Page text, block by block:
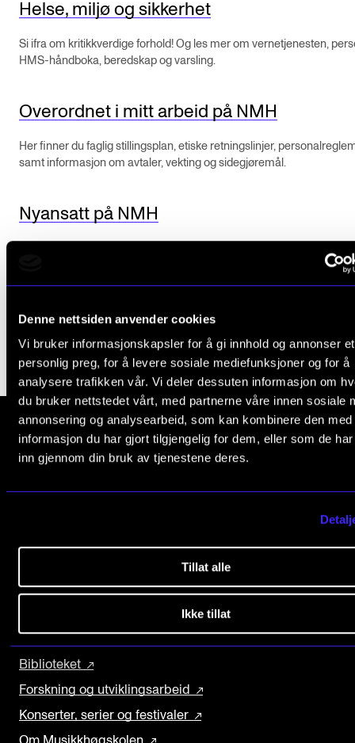
Denne nettsiden anvender cookies
Vi bruker informasjonskapsler for å gi innhold og annonser et
personlig preg, for å levere sosiale mediefunksjoner og for å
analysere trafikken vår. Vi deler dessuten informasjon om
du bruker nettstedet vårt, med partnerne våre innen sosiale
annonsering og analysearbeid, som kan kombinere den med
informasjon du har gjort tilgjengelig for dem, eller som de
inn gjennom din bruk av tjenestene deres.
Tillat alle
Ikke tillat
Digitale ressurser for undervisning
Søknad og opptak
FORSKNING OG UTVIKLINGSARBEID
Livet rundt FoU
KONSERTER OG ARRANGEMENTER
Arrangementer for ansatte
Gjennomføre konserter og arrangementer
Markedsføring, program og plakat
Aktuelle saker
Biblioteket
Hvem gjør hva i administrasjonen
Helse, miljø og sikkerhet
Si ifra om kritikkverdige forhold! Og les mer om vernetjenesten,
HMS-håndboka, beredskap og varsling.
Overordnet i mitt arbeid på NMH
Her finner du faglig stillingsplan, etiske retningslinjer,
samt informasjon om avtaler, vekting og sidegjøremål.
Nyansatt på NMH
tips som vi håper vil gi deg et lite innblikk i Musikkhøgskolen som
Norges musikk­høgskole
post@nmh.no
Biblioteket
Forskning og utviklingsarbeid
Konserter, serier og festivaler